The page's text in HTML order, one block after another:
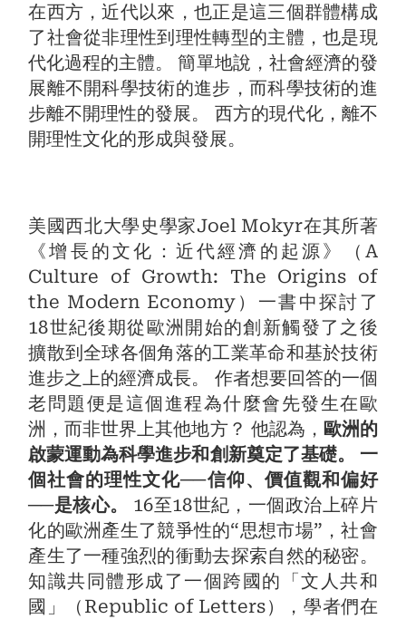
在西方，近代以來，也正是這三個群體構成
了社會從非理性到理性轉型的主體，也是現
代化過程的主體。 簡單地說，社會經濟的發
展離不開科學技術的進步，而科學技術的進
步離不開理性的發展。 西方的現代化，離不
開理性文化的形成與發展。
美國西北大學史學家Joel Mokyr在其所著
《增長的文化：近代經濟的起源》（A
Culture of Growth: The Origins of
the Modern Economy）一書中探討了
18世紀後期從歐洲開始的創新觸發了之後
擴散到全球各個角落的工業革命和基於技術
進步之上的經濟成長。 作者想要回答的一個
老問題便是這個進程為什麼會先發生在歐
洲，而非世界上其他地方？ 他認為， 歐洲的
啟蒙運動為科學進步和創新奠定了基礎。 一
個社會的理性文化──信仰、價值觀和偏好
──是核心。
16至18世紀，一個政治上碎片
化的歐洲產生了競爭性的“思想市場”，社會
產生了一種強烈的衝動去探索自然的秘密。
知識共同體形成了一個跨國的「文人共和
國」（Republic of Letters），學者們在